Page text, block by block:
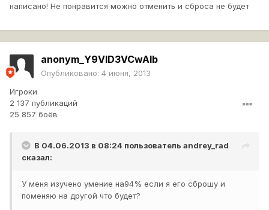
написано! Не понравится можно отменить и сброса не будет
anonym_Y9VID3VCwAlb
Опубликовано: 4 июня, 2013
Игроки
2 137 публикаций
25 857 боёв
В 04.06.2013 в 08:24 пользователь andrey_rad
сказал:
У меня изучено умение на94% если я его сброшу и
поменяю на другой что будет?